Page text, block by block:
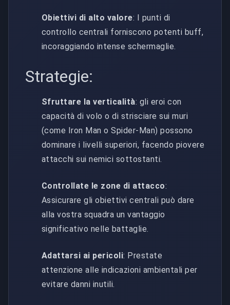
Obiettivi di alto valore: I punti di
controllo centrali forniscono potenti buff,
incoraggiando intense schermaglie.
Strategie:
Sfruttare la verticalità: gli eroi con
capacità di volo o di strisciare sui muri
(come Iron Man o Spider-Man) possono
dominare i livelli superiori, facendo piovere
attacchi sui nemici sottostanti.
Controllate le zone di attacco:
Assicurare gli obiettivi centrali può dare
alla vostra squadra un vantaggio
significativo nelle battaglie.
Adattarsi ai pericoli: Prestate
attenzione alle indicazioni ambientali per
evitare danni inutili.